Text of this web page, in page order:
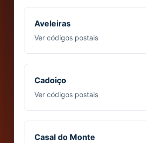
Aveleiras
Ver códigos postais
Cadoiço
Ver códigos postais
Casal do Monte